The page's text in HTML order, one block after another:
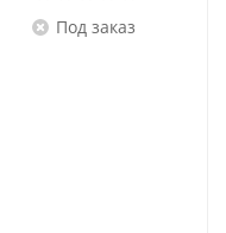
Под заказ